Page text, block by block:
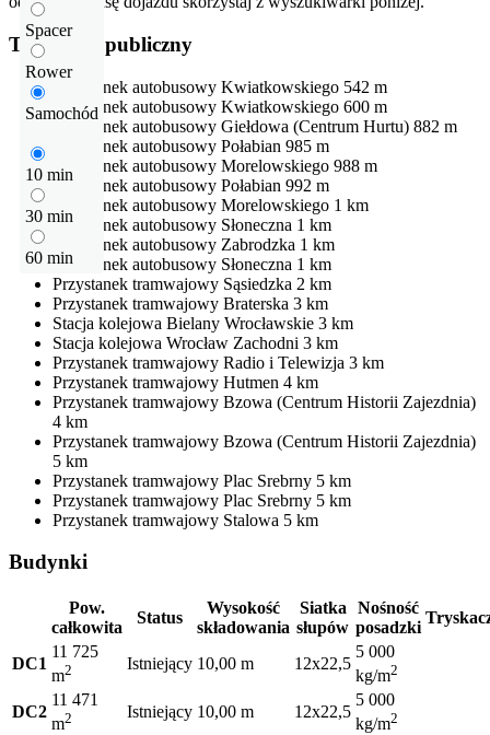
Spacer
Rower
Samochód
10 min
30 min
60 min
Transport publiczny
Przystanek autobusowy Kwiatkowskiego 542 m
Przystanek autobusowy Kwiatkowskiego 600 m
Przystanek autobusowy Giełdowa (Centrum Hurtu) 882 m
Przystanek autobusowy Połabian 985 m
Przystanek autobusowy Morelowskiego 988 m
Przystanek autobusowy Połabian 992 m
Przystanek autobusowy Morelowskiego 1 km
Przystanek autobusowy Słoneczna 1 km
Przystanek autobusowy Zabrodzka 1 km
Przystanek autobusowy Słoneczna 1 km
Przystanek tramwajowy Sąsiedzka 2 km
Przystanek tramwajowy Braterska 3 km
Stacja kolejowa Bielany Wrocławskie 3 km
Stacja kolejowa Wrocław Zachodni 3 km
Przystanek tramwajowy Radio i Telewizja 3 km
Przystanek tramwajowy Hutmen 4 km
Przystanek tramwajowy Bzowa (Centrum Historii Zajezdnia)
4 km
Przystanek tramwajowy Bzowa (Centrum Historii Zajezdnia)
5 km
Przystanek tramwajowy Plac Srebrny 5 km
Przystanek tramwajowy Plac Srebrny 5 km
Przystanek tramwajowy Stalowa 5 km
Budynki
Pow.
całkowita
Status
Wysokość
składowania
Siatka
słupów
Nośność
posadzki
DC1
11 725
m2 Istniejący 10,00 m 12x22,5
5 000
kg/m2
DC2
11 471
m2 Istniejący 10,00 m 12x22,5
5 000
kg/m2